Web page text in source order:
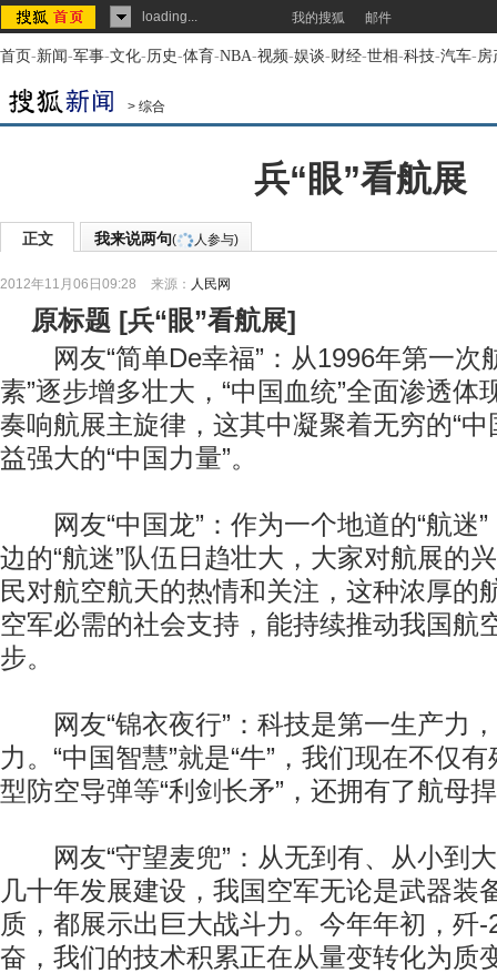
loading... 我的搜狐 邮件
首页-新闻-军事-文化-历史-体育-NBA-视频-娱谈-财经-世相-科技-汽车-房
> 综合
兵“眼”看航展
正文 我来说两句( 人参与)
2012年11月06日09:28 来源： 人民网
原标题 [兵“眼”看航展]
网友“简单De幸福”：从1996年第一次
素”逐步增多壮大，“中国血统”全面渗透体
奏响航展主旋律，这其中凝聚着无穷的“中
益强大的“中国力量”。
网友“中国龙”：作为一个地道的“航迷”
边的“航迷”队伍日趋壮大，大家对航展的
民对航空航天的热情和关注，这种浓厚的
空军必需的社会支持，能持续推动我国航
步。
网友“锦衣夜行”：科技是第一生产力
力。“中国智慧”就是“牛”，我们现在不仅
型防空导弹等“利剑长矛”，还拥有了航母
网友“守望麦兜”：从无到有、从小到
几十年发展建设，我国空军无论是武器装
质，都展示出巨大战斗力。今年年初，歼
奋，我们的技术积累正在从量变转化为质